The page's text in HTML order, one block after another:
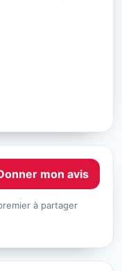
mon avis
à partager